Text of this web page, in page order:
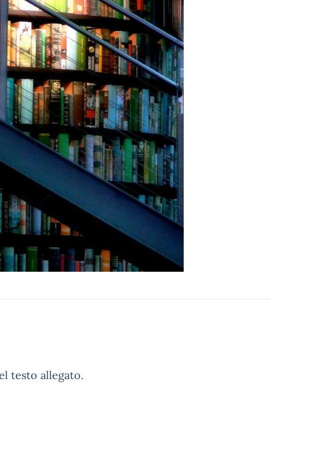
testo allegato.